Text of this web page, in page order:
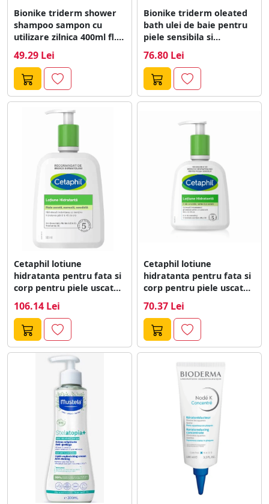
Bionike triderm shower
shampoo sampon cu
utilizare zilnica 400ml fl.
49.29 Lei
Bionike triderm oleated
bath ulei de baie pentru
piele sensibila si
76.80 Lei
Cetaphil lotiune
hidratanta pentru fata si
corp pentru piele uscata,
106.14 Lei
Cetaphil lotiune
hidratanta pentru fata si
corp pentru piele uscata,
70.37 Lei